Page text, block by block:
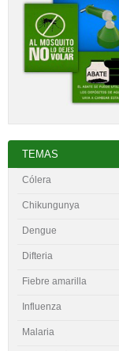
TEMAS
Cólera
Chikungunya
Dengue
Difteria
Fiebre amarilla
Influenza
Malaria